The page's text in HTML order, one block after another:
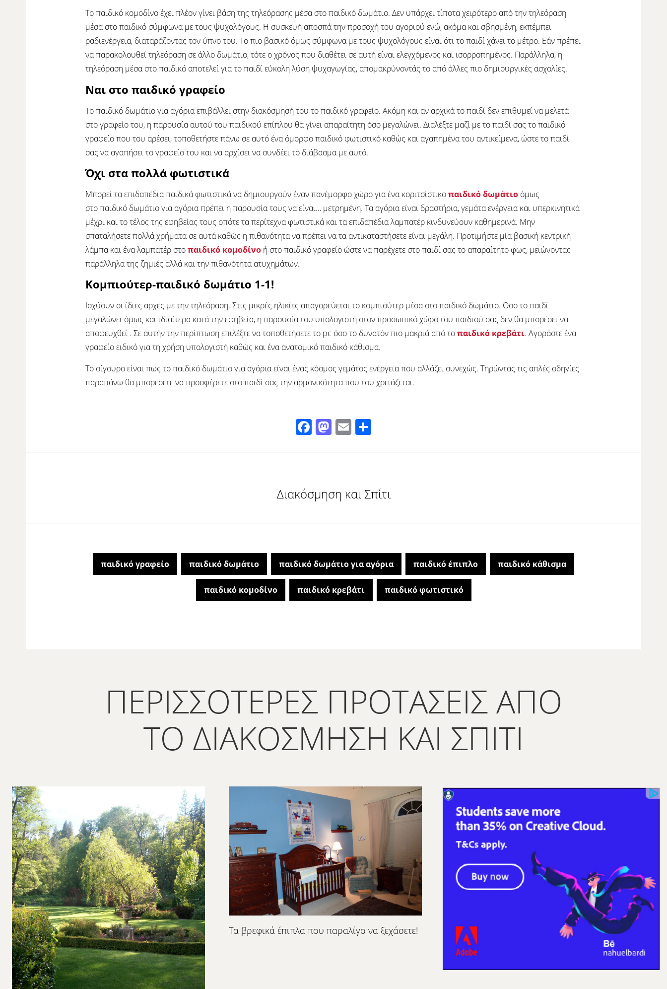
Το παιδικό κομοδίνο έχει πλέον γίνει βάση της τηλεόρασης μέσα στο παιδικό δωμάτιο. Δεν υπάρχει τίποτα χειρότερο από την τηλεόραση
μέσα στο παιδικό σύμφωνα με τους ψυχολόγους. Η συσκευή αποσπά την προσοχή του αγοριού ενώ, ακόμα και σβησμένη, εκπέμπει
ραδιενέργεια, διαταράζοντας τον ύπνο του. Το πιο βασικό όμως σύμφωνα με τους ψυχολόγους είναι ότι το παιδί χάνει το μέτρο. Εάν πρέπει
να παρακολουθεί τηλεόραση σε άλλο δωμάτιο, τότε ο χρόνος που διαθέτει σε αυτή είναι ελεγχόμενος και ισορροπημένος. Παράλληλα, η
τηλεόραση μέσα στο παιδικό αποτελεί για το παιδί εύκολη λύση ψυχαγωγίας, απομακρύνοντάς το από άλλες πιο δημιουργικές ασχολίες.
Ναι στο παιδικό γραφείο
Το παιδικό δωμάτιο για αγόρια επιβάλλει στην διακόσμησή του το παιδικό γραφείο. Ακόμη και αν αρχικά το παιδί δεν επιθυμεί να μελετά
στο γραφείο του, η παρουσία αυτού του παιδικού επίπλου θα γίνει απαραίτητη όσο μεγαλώνει. Διαλέξτε μαζί με το παιδί σας το παιδικό
γραφείο που του αρέσει, τοποθετήστε πάνω σε αυτό ένα όμορφο παιδικό φωτιστικό καθώς και αγαπημένα του αντικείμενα, ώστε το παιδί
σας να αγαπήσει το γραφείο του και να αρχίσει να συνδέει το διάβασμα με αυτό.
Όχι στα πολλά φωτιστικά
Μπορεί τα επιδαπέδια παιδικά φωτιστικά να δημιουργούν έναν πανέμορφο χώρο για ένα κοριτσίστικοπαιδικό δωμάτιο όμως
στο παιδικό δωμάτιο για αγόρια πρέπει η παρουσία τους να είναι… μετρημένη. Τα αγόρια είναι δραστήρια, γεμάτα ενέργεια και υπερκινητικά
μέχρι και το τέλος της εφηβείας τους οπότε τα περίτεχνα φωτιστικά και τα επιδαπέδια λαμπατέρ κινδυνεύουν καθημερινά. Μην
σπαταλήσετε πολλά χρήματα σε αυτά καθώς η πιθανότητα να πρέπει να τα αντικαταστήσετε είναι μεγάλη. Προτιμήστε μία βασική κεντρική
λάμπα και ένα λαμπατέρ στοπαιδικό κομοδίνο ή στο παιδικό γραφείο ώστε να παρέχετε στο παιδί σας το απαραίτητο φως, μειώνοντας
παράλληλα της ζημιές αλλά και την πιθανότητα ατυχημάτων.
Κομπιούτερ-παιδικό δωμάτιο 1-1!
Ισχύουν οι ίδιες αρχές με την τηλεόραση. Στις μικρές ηλικίες απαγορεύεται το κομπιούτερ μέσα στο παιδικό δωμάτιο. Όσο το παιδί
μεγαλώνει όμως και ιδιαίτερα κατά την εφηβεία, η παρουσία του υπολογιστή στον προσωπικό χώρο του παιδιού σας δεν θα μπορέσει να
αποφευχθεί . Σε αυτήν την περίπτωση επιλέξτε να τοποθετήσετε το pc όσο το δυνατόν πιο μακριά από τοπαιδικό κρεβάτι. Αγοράστε ένα
γραφείο ειδικό για τη χρήση υπολογιστή καθώς και ένα ανατομικό παιδικό κάθισμα.
Το σίγουρο είναι πως το παιδικό δωμάτιο για αγόρια είναι ένας κόσμος γεμάτος ενέργεια που αλλάζει συνεχώς. Τηρώντας τις απλές οδηγίες
παραπάνω θα μπορέσετε να προσφέρετε στο παιδί σας την αρμονικότητα που του χρειάζεται.
Facebook
Mastodon
Email
Διακόσμηση και Σπίτι
παιδικό γραφείο παιδικό δωμάτιο παιδικό δωμάτιο για αγόρια παιδικό έπιπλο παιδικό κάθισμα
παιδικό κομοδίνο παιδικό κρεβάτι παιδικό φωτιστικό
ΠΕΡΙΣΣΌΤΕΡΕΣ ΠΡΟΤΆΣΕΙΣ ΑΠΌ
ΤΟ ΔΙΑΚΌΣΜΗΣΗ ΚΑΙ ΣΠΊΤΙ
Τα βρεφικά έπιπλα που παραλίγο να ξεχάσετε!